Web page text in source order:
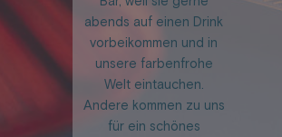
abends auf einen Drink
vorbeikommen und in
unsere farbenfrohe
Welt eintauchen.
Andere kommen zu uns
für ein schönes